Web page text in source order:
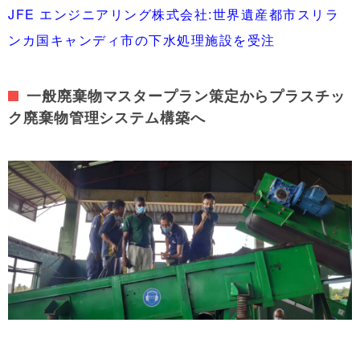
JFE エンジニアリング株式会社:世界遺産都市スリラ
ンカ国キャンディ市の下水処理施設を受注
一般廃棄物マスタープラン策定からプラスチッ
ク廃棄物管理システム構築へ